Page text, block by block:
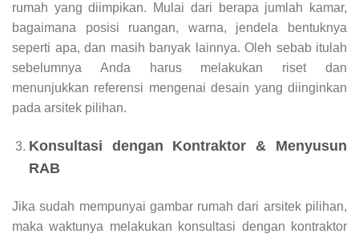
rumah yang diimpikan. Mulai dari berapa jumlah kamar,
bagaimana posisi ruangan, warna, jendela bentuknya
seperti apa, dan masih banyak lainnya. Oleh sebab itulah
sebelumnya Anda harus melakukan riset dan
menunjukkan referensi mengenai desain yang diinginkan
pada arsitek pilihan.
Konsultasi dengan Kontraktor & Menyusun
RAB
Jika sudah mempunyai gambar rumah dari arsitek pilihan,
maka waktunya melakukan konsultasi dengan kontraktor